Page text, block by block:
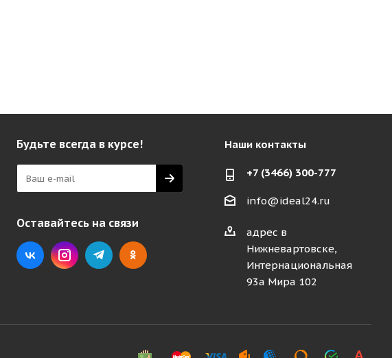
Будьте всегда в курсе!
Оставайтесь на связи
Наши контакты
+7 (3466) 300-777
info@ideal24.ru
адрес в
Нижневартовске,
Интернациональная
93а Мира 102